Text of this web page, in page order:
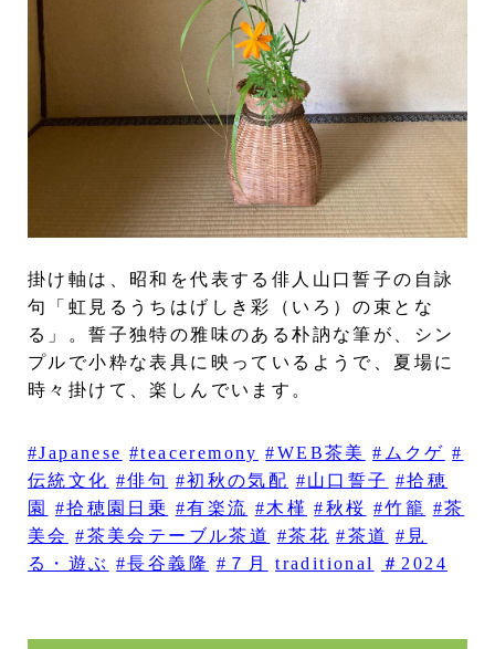
掛け軸は、昭和を代表する俳人山口誓子の自詠
句「虹見るうちはげしき彩（いろ）の束とな
る」。誓子独特の雅味のある朴訥な筆が、シン
プルで小粋な表具に映っているようで、夏場に
時々掛けて、楽しんでいます。
#Japanese #teaceremony #WEB茶美 #ムクゲ #
伝統文化 #俳句 #初秋の気配 #山口誓子 #拾穂
園
#拾穂園日乗 #有楽流 #木槿 #秋桜 #竹籠 #茶
美会
#茶美会テーブル茶道 #茶花 #茶道 #見
る・遊ぶ #長谷義隆 #７月 traditional ＃2024